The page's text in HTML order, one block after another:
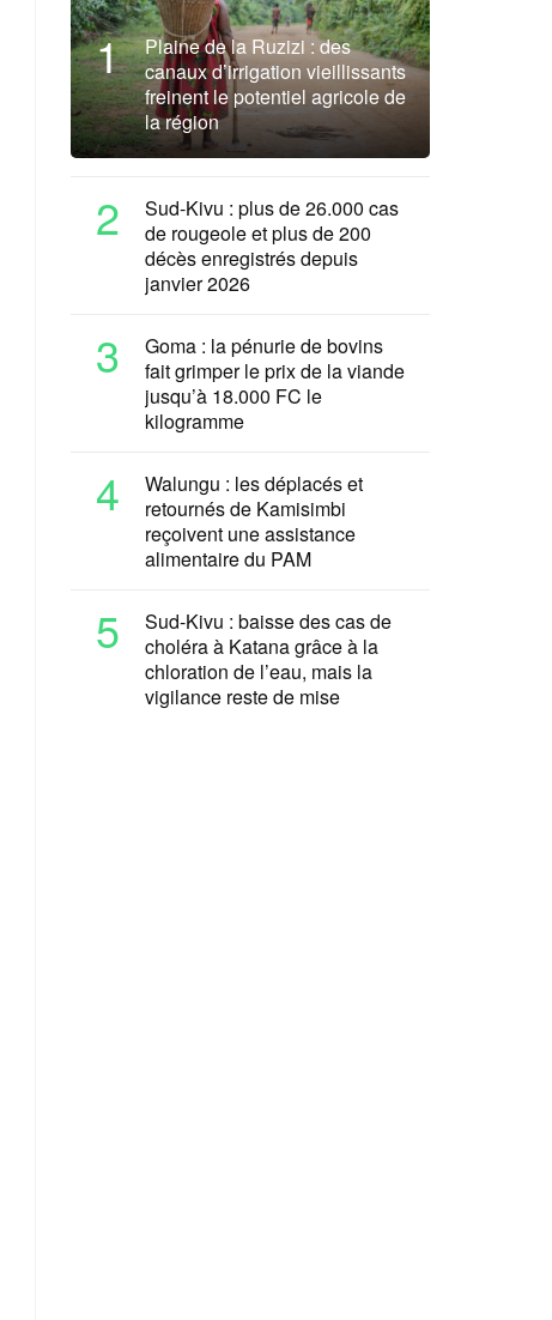
1
Plaine de la Ruzizi : des
canaux d’irrigation vieillissants
freinent le potentiel agricole de
la région
2
Sud-Kivu : plus de 26.000 cas
de rougeole et plus de 200
décès enregistrés depuis
janvier 2026
3
Goma : la pénurie de bovins
fait grimper le prix de la viande
jusqu’à 18.000 FC le
kilogramme
4
Walungu : les déplacés et
retournés de Kamisimbi
reçoivent une assistance
alimentaire du PAM
5
Sud-Kivu : baisse des cas de
choléra à Katana grâce à la
chloration de l’eau, mais la
vigilance reste de mise